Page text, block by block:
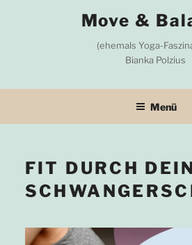
Move &
(ehemals Yoga-
Bianka Polzius
Menü
FIT DURCH